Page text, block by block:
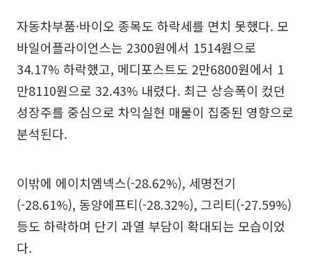
자동차부품·바이오 종목도 하락세를 면치 못했다. 모
바일어플라이언스는 2300원에서 1514원으로
34.17% 하락했고, 메디포스트도 2만6800원에서 1
만8110원으로 32.43% 내렸다. 최근 상승폭이 컸던
성장주를 중심으로 차익실현 매물이 집중된 영향으로
분석된다.
이밖에 에이치엠넥스(-28.62%), 세명전기
(-28.61%), 동양에프티(-28.32%), 그리티(-27.59%)
등도 하락하며 단기 과열 부담이 확대되는 모습이었
다.